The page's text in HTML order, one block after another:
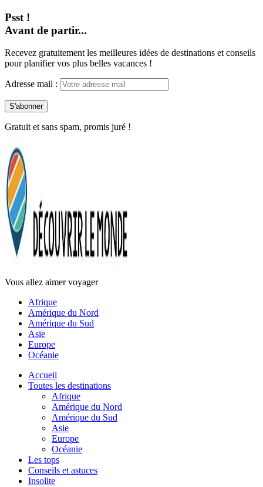
Psst !
Avant de partir...
Recevez gratuitement les meilleures idées de destinations et conseils
pour planifier vos plus belles vacances !
Adresse mail :
Gratuit et sans spam, promis juré !
Vous allez aimer voyager
Afrique
Amérique du Nord
Amérique du Sud
Asie
Europe
Océanie
Accueil
Toutes les destinations
Afrique
Amérique du Nord
Amérique du Sud
Asie
Europe
Océanie
Les tops
Conseils et astuces
Insolite